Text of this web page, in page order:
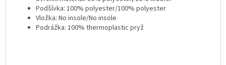
Podšívka: 100% polyester/100% polyester
Vložka: No insole/No insole
Podrážka: 100% thermoplastic pryž